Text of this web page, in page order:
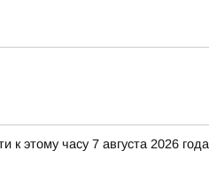
к этому часу 7 августа 2026 года